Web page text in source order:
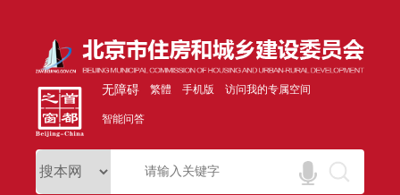
无障碍 繁體 手机版 访问我的专属空间
智能问答